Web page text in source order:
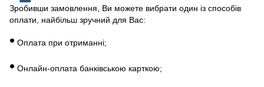
Зробивши замовлення, Ви можете вибрати один із способів
оплати, найбільш зручний для Вас:
• Оплата при отриманні;
• Онлайн-оплата банківською карткою;